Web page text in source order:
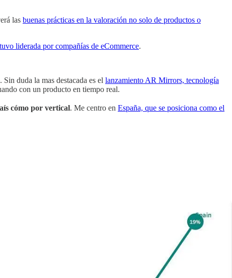
las buenas prácticas en la valoración no solo de productos o
liderada por compañías de eCommerce.
duda la mas destacada es el lanzamiento AR Mirrors, tecnología
con un producto en tiempo real.
cómo por vertical. Me centro en España, que se posiciona como el